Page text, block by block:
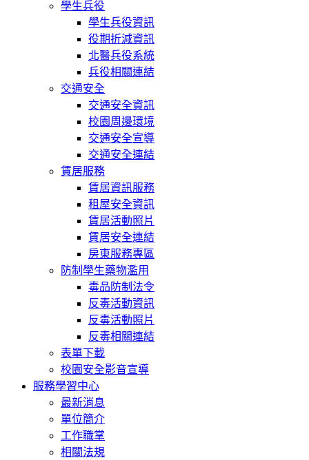
學生兵役
學生兵役資訊
役期折減資訊
北醫兵役系統
兵役相關連結
交通安全
交通安全資訊
校園周邊環境
交通安全宣導
交通安全連結
賃居服務
賃居資訊服務
租屋安全資訊
賃居活動照片
賃居安全連結
房東服務專區
防制學生藥物濫用
毒品防制法令
反毒活動資訊
反毒活動照片
反毒相關連結
表單下載
校園安全影音宣導
服務學習中心
最新消息
單位簡介
工作職掌
相關法規